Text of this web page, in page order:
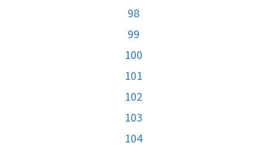
98
99
100
101
102
103
104